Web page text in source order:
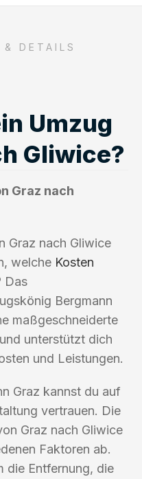
DETAILS
Umzug
Gliwice?
Graz nach
Graz nach Gliwice
welche Kosten
Das
Bergmann
maßgeschneiderte
unterstützt dich
und Leistungen.
Graz kannst du auf
vertrauen. Die
Graz nach Gliwice
Faktoren ab.
die Entfernung, die